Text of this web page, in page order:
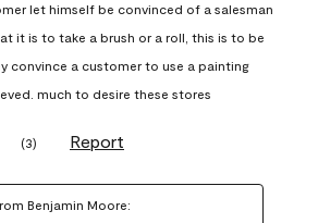
let himself be convinced of a salesman
it is to take a brush or a roll, this is to be
convince a customer to use a painting
much to desire these stores
(3) Report
Benjamin Moore: